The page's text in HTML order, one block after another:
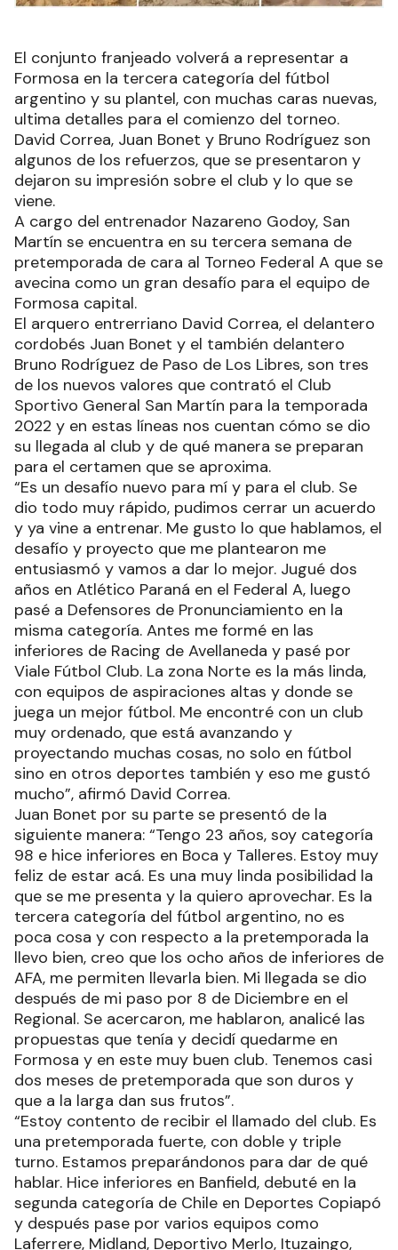
El conjunto franjeado volverá a representar a
Formosa en la tercera categoría del fútbol
argentino y su plantel, con muchas caras nuevas,
ultima detalles para el comienzo del torneo.
David Correa, Juan Bonet y Bruno Rodríguez son
algunos de los refuerzos, que se presentaron y
dejaron su impresión sobre el club y lo que se
viene.
A cargo del entrenador Nazareno Godoy, San
Martín se encuentra en su tercera semana de
pretemporada de cara al Torneo Federal A que se
avecina como un gran desafío para el equipo de
Formosa capital.
El arquero entrerriano David Correa, el delantero
cordobés Juan Bonet y el también delantero
Bruno Rodríguez de Paso de Los Libres, son tres
de los nuevos valores que contrató el Club
Sportivo General San Martín para la temporada
2022 y en estas líneas nos cuentan cómo se dio
su llegada al club y de qué manera se preparan
para el certamen que se aproxima.
“Es un desafío nuevo para mí y para el club. Se
dio todo muy rápido, pudimos cerrar un acuerdo
y ya vine a entrenar. Me gusto lo que hablamos, el
desafío y proyecto que me plantearon me
entusiasmó y vamos a dar lo mejor. Jugué dos
años en Atlético Paraná en el Federal A, luego
pasé a Defensores de Pronunciamiento en la
misma categoría. Antes me formé en las
inferiores de Racing de Avellaneda y pasé por
Viale Fútbol Club. La zona Norte es la más linda,
con equipos de aspiraciones altas y donde se
juega un mejor fútbol. Me encontré con un club
muy ordenado, que está avanzando y
proyectando muchas cosas, no solo en fútbol
sino en otros deportes también y eso me gustó
mucho”, afirmó David Correa.
Juan Bonet por su parte se presentó de la
siguiente manera: “Tengo 23 años, soy categoría
98 e hice inferiores en Boca y Talleres. Estoy muy
feliz de estar acá. Es una muy linda posibilidad la
que se me presenta y la quiero aprovechar. Es la
tercera categoría del fútbol argentino, no es
poca cosa y con respecto a la pretemporada la
llevo bien, creo que los ocho años de inferiores de
AFA, me permiten llevarla bien. Mi llegada se dio
después de mi paso por 8 de Diciembre en el
Regional. Se acercaron, me hablaron, analicé las
propuestas que tenía y decidí quedarme en
Formosa y en este muy buen club. Tenemos casi
dos meses de pretemporada que son duros y
que a la larga dan sus frutos”.
“Estoy contento de recibir el llamado del club. Es
una pretemporada fuerte, con doble y triple
turno. Estamos preparándonos para dar de qué
hablar. Hice inferiores en Banfield, debuté en la
segunda categoría de Chile en Deportes Copiapó
y después pase por varios equipos como
Laferrere, Midland, Deportivo Merlo, Ituzaingo,